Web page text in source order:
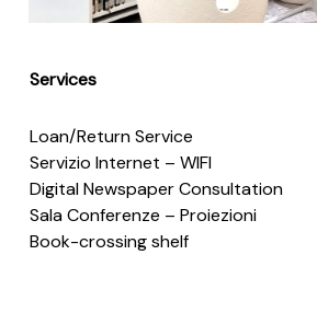
Services
Loan/Return Service
Servizio Internet – WIFI
Digital Newspaper Consultation
Sala Conferenze – Proiezioni
Book-crossing shelf